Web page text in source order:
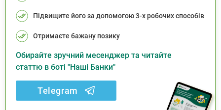
Підвищите його за допомогою 3-х робочих способів
Отримаєте бажану позику
Обирайте зручний месенджер та читайте
статтю в боті "Наші Банки"
Telegram